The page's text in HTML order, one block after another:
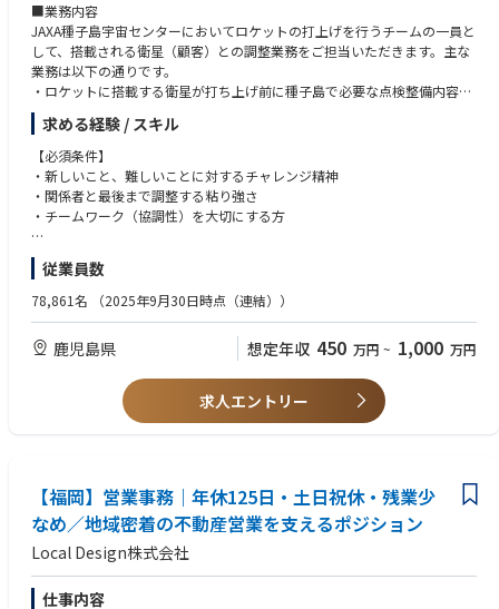
■業務内容
JAXA種子島宇宙センターにおいてロケットの打上げを行うチームの一員と
して、搭載される衛星（顧客）との調整業務をご担当いただきます。主な
業務は以下の通りです。
・ロケットに搭載する衛星が打ち上げ前に種子島で必要な点検整備内容の
調整、実行支援
・ロケット側の作業進捗情報を衛星顧客に共有し、共同作業を調整
将来的には、適性を見ながら契約支援や衛星関連施設の運用改善などもご
担当いただきます。
（変更の範囲）当社の定める業務全般。将来的に会社の指示する業務への
変更を命ずる可能性あり。
種子島に駐在し、原則はJAXA種子島宇宙センター内の事務所にて勤務とな
ります。
衛星との窓口業務を行う数名のグループ内で、入社後はOJTで仕事を覚え
複数衛星の打上げ準備が並行することもあるので、能力・希望に応じて分
す。
■業務の魅力
身近でロケットの打上げを見ながら働けます。顧客の喜ぶ顔を直接見ら
れ、達成感を共有できます。
求める経験 / スキル
【必須条件】
・新しいこと、難しいことに対するチャレンジ精神
・関係者と最後まで調整する粘り強さ
・チームワーク（協調性）を大切にする方
【尚可条件】
・海外ビジネスパートナーとの業務経験
・火薬類取扱保安責任者 資格
【語学力】
・TOEIC730点以上或いはビジネス英会話レベルが望ましい
従業員数
78,861名 （2025年9月30日時点（連結））
鹿児島県 想定年収 450 万円 ~ 1,000 万円
求人エントリー
【福岡】営業事務｜年休125日・土日祝休・残業少
なめ／地域密着の不動産営業を支えるポジション
Local Design株式会社
仕事内容